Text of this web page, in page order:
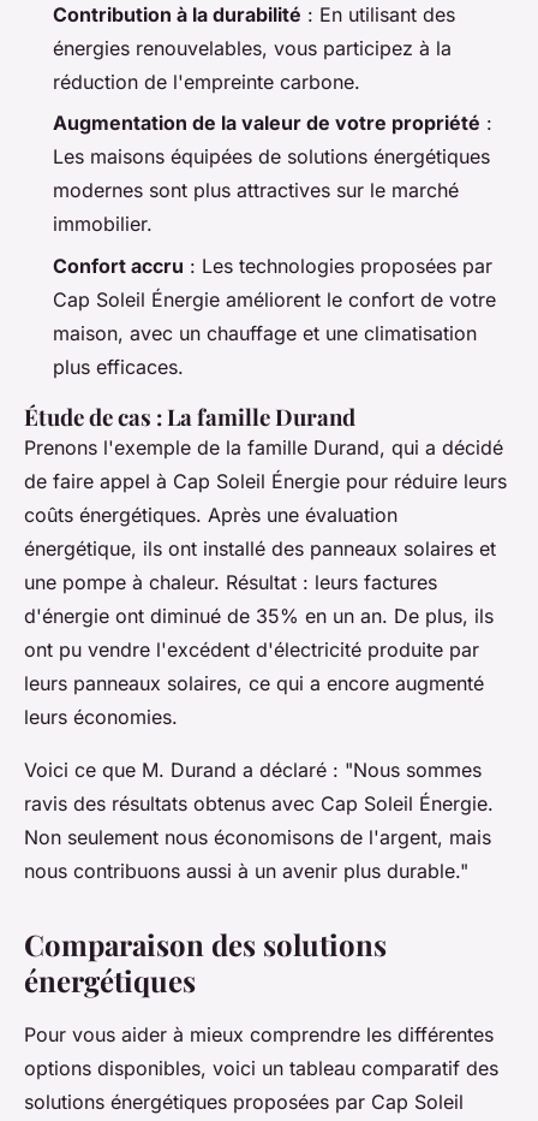
Contribution à la durabilité : En utilisant des
énergies renouvelables, vous participez à la
réduction de l'empreinte carbone.
Augmentation de la valeur de votre propriété :
Les maisons équipées de solutions énergétiques
modernes sont plus attractives sur le marché
immobilier.
Confort accru : Les technologies proposées par
Cap Soleil Énergie améliorent le confort de votre
maison, avec un chauffage et une climatisation
plus efficaces.
Étude de cas : La famille Durand
Prenons l'exemple de la famille Durand, qui a décidé
de faire appel à Cap Soleil Énergie pour réduire leurs
coûts énergétiques. Après une évaluation
énergétique, ils ont installé des panneaux solaires et
une pompe à chaleur. Résultat : leurs factures
d'énergie ont diminué de 35% en un an. De plus, ils
ont pu vendre l'excédent d'électricité produite par
leurs panneaux solaires, ce qui a encore augmenté
leurs économies.
Voici ce que M. Durand a déclaré : "Nous sommes
ravis des résultats obtenus avec Cap Soleil Énergie.
Non seulement nous économisons de l'argent, mais
nous contribuons aussi à un avenir plus durable."
Comparaison des solutions
énergétiques
Pour vous aider à mieux comprendre les différentes
options disponibles, voici un tableau comparatif des
solutions énergétiques proposées par Cap Soleil